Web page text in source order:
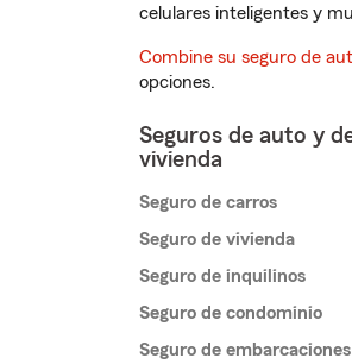
celulares inteligentes y
Combine su seguro de
opciones.
Seguros de auto y
vivienda
Seguro de carros
Seguro de vivienda
Seguro de inquilinos
Seguro de condominio
Seguro de embarcaciones